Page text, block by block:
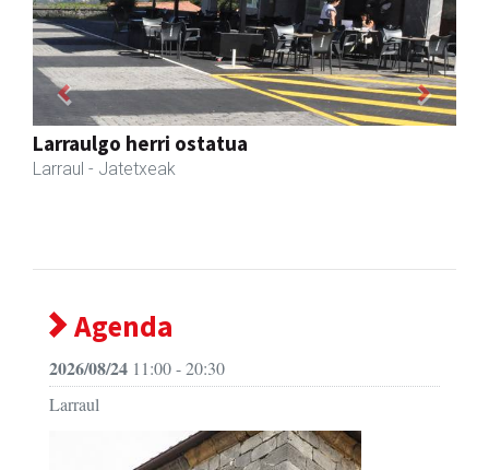
Amonarriz iturgintza S. L.
Larraul
Previous Next
Agenda
2026/08/24 11:00 - 20:30
Larraul